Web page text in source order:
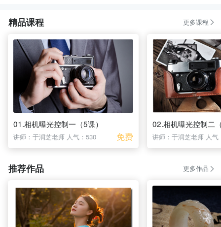
精品课程 更多课程
01.相机曝光控制一（5课）
讲师：于润芝老师 人气：530 免费
02.相机曝光控制二
讲师：于润芝老师 人气
推荐作品 更多作品